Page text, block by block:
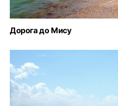
Дорога до Мису